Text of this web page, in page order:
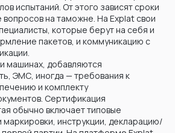
испытаний. От этого зависят сроки
вопросов на таможне. На Explat свои
которые берут на себя и
пакетов, и коммуникацию с
машинах, добавляются
ЭМС, иногда — требования к
и комплекту
Сертификация
обычно включает типовые
маркировки, инструкции, декларацию/